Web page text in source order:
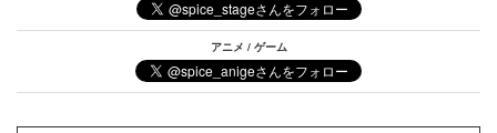
アニメ / ゲーム